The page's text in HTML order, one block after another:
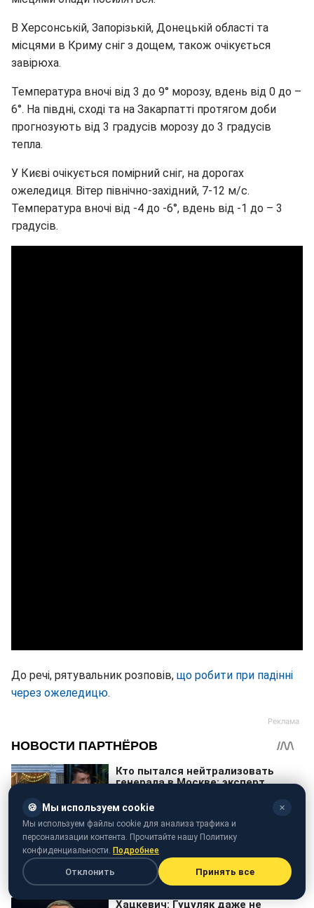
В Херсонській, Запорізькій, Донецькій області та
місцями в Криму сніг з дощем, також очікується
завірюха.
Температура вночі від 3 до 9° морозу, вдень від 0 до –
6°. На півдні, сході та на Закарпатті протягом доби
прогнозують від 3 градусів морозу до 3 градусів
тепла.
У Києві очікується помірний сніг, на дорогах
ожеледиця. Вітер північно-західний, 7-12 м/с.
Температура вночі від -4 до -6°, вдень від -1 до – 3
градусів.
До речі, рятувальник розповів, що робити при падінні
через ожеледицю.
🍪 Мы используем cookie ✕
Мы используем файлы cookie для анализа трафика и
персонализации контента. Прочитайте нашу Политику
конфиденциальности. Подробнее
Отклонить Принять все